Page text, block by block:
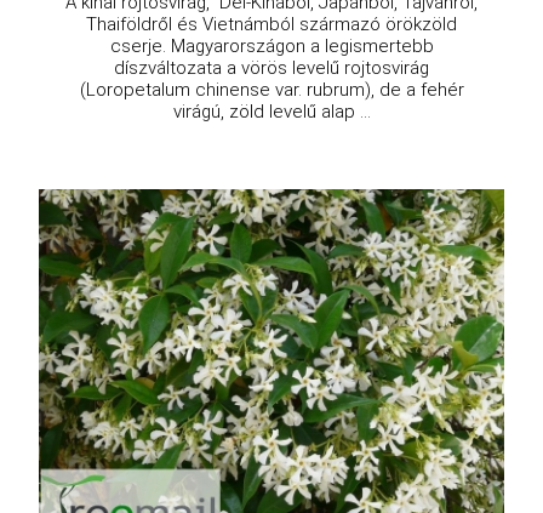
Thaiföldről és Vietnámból származó örökzöld
cserje. Magyarországon a legismertebb
díszváltozata a vörös levelű rojtosvirág
(Loropetalum chinense var. rubrum), de a fehér
virágú, zöld levelű alap ...